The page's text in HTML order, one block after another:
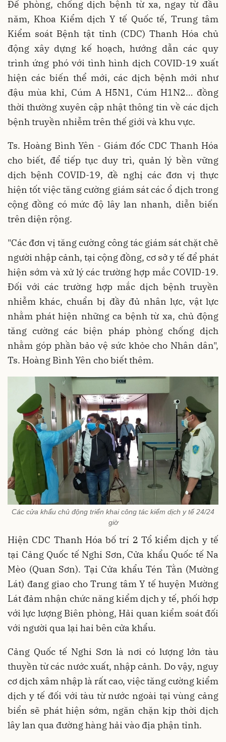
Để phòng, chống dịch bệnh từ xa, ngay từ đầu
năm, Khoa Kiểm dịch Y tế Quốc tế, Trung tâm
Kiểm soát Bệnh tật tỉnh (CDC) Thanh Hóa chủ
động xây dựng kế hoạch, hướng dẫn các quy
trình ứng phó với tình hình dịch COVID-19 xuất
hiện các biến thể mới, các dịch bệnh mới như
đậu mùa khỉ, Cúm A H5N1, Cúm H1N2… đồng
thời thường xuyên cập nhật thông tin về các dịch
bệnh truyền nhiễm trên thế giới và khu vực.
Ts. Hoàng Bình Yên - Giám đốc CDC Thanh Hóa
cho biết, để tiếp tục duy trì, quản lý bền vững
dịch bệnh COVID-19, đề nghị các đơn vị thực
hiện tốt việc tăng cường giám sát các ổ dịch trong
cộng đồng có mức độ lây lan nhanh, diễn biến
trên diện rộng.
"Các đơn vị tăng cường công tác giám sát chặt chẽ
người nhập cảnh, tại cộng đồng, cơ sở y tế để phát
hiện sớm và xử lý các trường hợp mắc COVID-19.
Đối với các trường hợp mắc dịch bệnh truyền
nhiễm khác, chuẩn bị đầy đủ nhân lực, vật lực
nhằm phát hiện những ca bệnh từ xa, chủ động
tăng cường các biện pháp phòng chống dịch
nhằm góp phần bảo vệ sức khỏe cho Nhân dân",
Ts. Hoàng Bình Yên cho biết thêm.
Các cửa khẩu chủ động triển khai công tác kiểm dịch y tế 24/24
giờ
Hiện CDC Thanh Hóa bố trí 2 Tổ kiểm dịch y tế
tại Cảng Quốc tế Nghi Sơn, Cửa khẩu Quốc tế Na
Mèo (Quan Sơn). Tại Cửa khẩu Tén Tằn (Mường
Lát) đang giao cho Trung tâm Y tế huyện Mường
Lát đảm nhận chức năng kiểm dịch y tế, phối hợp
với lực lượng Biên phòng, Hải quan kiểm soát đối
với người qua lại hai bên cửa khẩu.
Cảng Quốc tế Nghi Sơn là nơi có lượng lớn tàu
thuyền từ các nước xuất, nhập cảnh. Do vậy, nguy
cơ dịch xâm nhập là rất cao, việc tăng cường kiểm
dịch y tế đối với tàu từ nước ngoài tại vùng cảng
biển sẽ phát hiện sớm, ngăn chặn kịp thời dịch
lây lan qua đường hàng hải vào địa phận tỉnh.